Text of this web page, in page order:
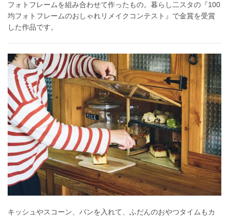
フォトフレームを組み合わせて作ったもの。暮らし二スタの『100
均フォトフレームのおしゃれリメイクコンテスト』で金賞を受賞
した作品です。
キッシュやスコーン、パンを入れて、ふだんのおやつタイムもカ